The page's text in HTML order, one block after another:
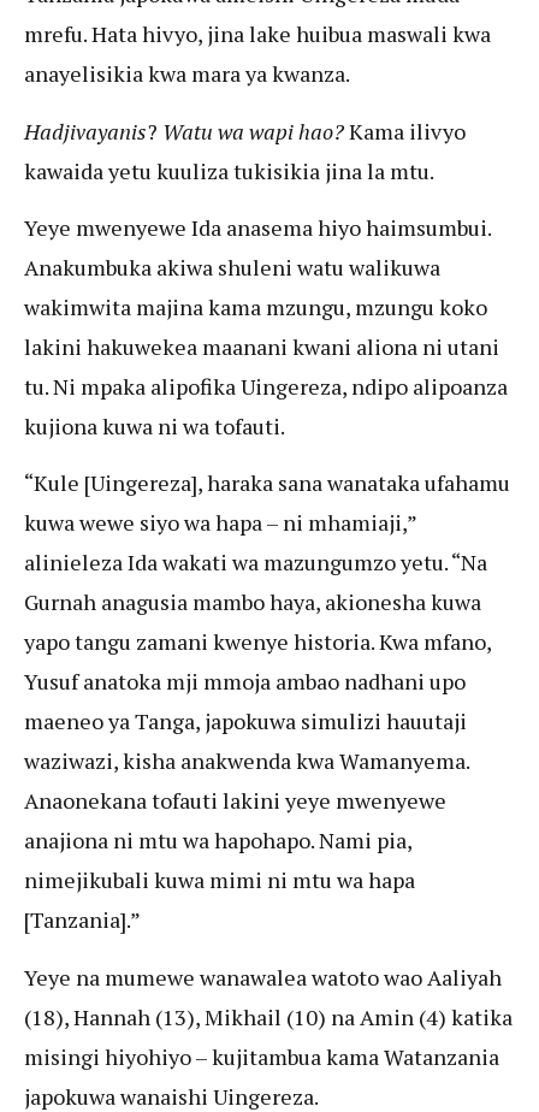
mrefu. Hata hivyo, jina lake huibua maswali kwa
anayelisikia kwa mara ya kwanza.
Hadjivayanis? Watu wa wapi hao?Kama ilivyo
kawaida yetu kuuliza tukisikia jina la mtu.
Yeye mwenyewe Ida anasema hiyo haimsumbui.
Anakumbuka akiwa shuleni watu walikuwa
wakimwita majina kama mzungu, mzungu koko
lakini hakuwekea maanani kwani aliona ni utani
tu. Ni mpaka alipofika Uingereza, ndipo alipoanza
kujiona kuwa ni wa tofauti.
“Kule [Uingereza], haraka sana wanataka ufahamu
kuwa wewe siyo wa hapa – ni mhamiaji,”
alinieleza Ida wakati wa mazungumzo yetu. “Na
Gurnah anagusia mambo haya, akionesha kuwa
yapo tangu zamani kwenye historia. Kwa mfano,
Yusuf anatoka mji mmoja ambao nadhani upo
maeneo ya Tanga, japokuwa simulizi hauutaji
waziwazi, kisha anakwenda kwa Wamanyema.
Anaonekana tofauti lakini yeye mwenyewe
anajiona ni mtu wa hapohapo. Nami pia,
nimejikubali kuwa mimi ni mtu wa hapa
[Tanzania].”
Yeye na mumewe wanawalea watoto wao Aaliyah
(18), Hannah (13), Mikhail (10) na Amin (4) katika
misingi hiyohiyo – kujitambua kama Watanzania
japokuwa wanaishi Uingereza.